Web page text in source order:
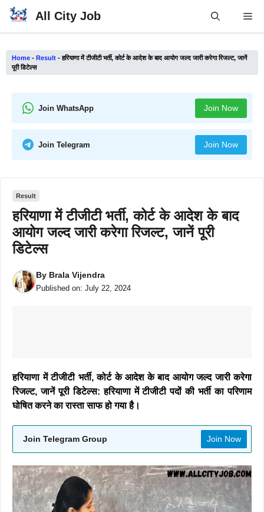
Skip
All City Job
Home - Result -हरियाणा में टीजीटी भर्ती, कोर्ट के आदेश के बाद आयोग जल्द जारी करेगा रिजल्ट, जानें
पूरी डिटेल्स
Join WhatsApp Join Now
Join Telegram Join Now
Result
हरियाणा में टीजीटी भर्ती, कोर्ट के आदेश के बाद
आयोग जल्द जारी करेगा रिजल्ट, जानें पूरी
डिटेल्स
By Brala Vijendra
Published on: July 22, 2024
हरियाणा में टीजीटी भर्ती, कोर्ट के आदेश के बाद आयोग जल्द जारी करेगा
रिजल्ट, जानें पूरी डिटेल्स: हरियाणा में टीजीटी पदों की भर्ती का परिणाम
घोषित करने का रास्ता साफ हो गया है।
Join Telegram Group Join Now